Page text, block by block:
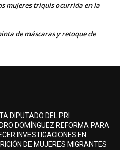
mujeres triquis ocurrida en la
de máscaras y retoque de
DIPUTADO DEL PRI
DOMÍNGUEZ REFORMA PARA
INVESTIGACIONES EN
DE MUJERES MIGRANTES